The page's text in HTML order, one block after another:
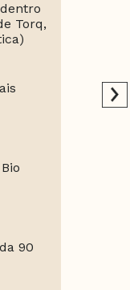
Torq,
90